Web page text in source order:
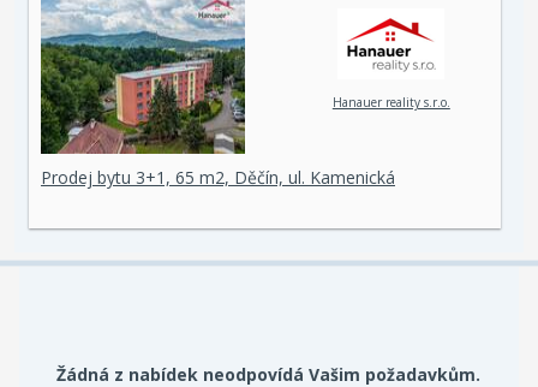
Hanauer reality s.r.o.
Prodej bytu 3+1, 65 m2, Děčín, ul. Kamenická
Žádná z nabídek neodpovídá Vašim požadavkům.